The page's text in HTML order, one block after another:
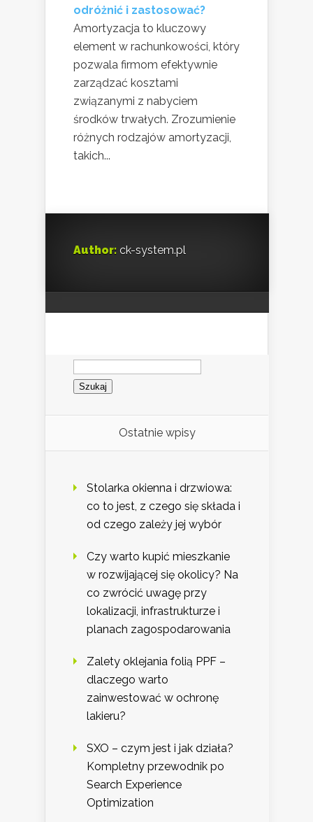
odróżnić i zastosować?
Amortyzacja to kluczowy
element w rachunkowości, który
pozwala firmom efektywnie
zarządzać kosztami
związanymi z nabyciem
środków trwałych. Zrozumienie
różnych rodzajów amortyzacji,
takich...
Author: ck-system.pl
Szukaj:
Ostatnie wpisy
Stolarka okienna i drzwiowa:
co to jest, z czego się składa i
od czego zależy jej wybór
Czy warto kupić mieszkanie
w rozwijającej się okolicy? Na
co zwrócić uwagę przy
lokalizacji, infrastrukturze i
planach zagospodarowania
Zalety oklejania folią PPF –
dlaczego warto
zainwestować w ochronę
lakieru?
SXO – czym jest i jak działa?
Kompletny przewodnik po
Search Experience
Optimization